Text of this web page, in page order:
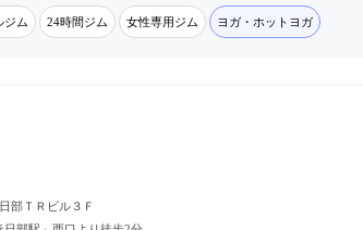
ジム 24時間ジム 女性専用ジム ヨガ・ホットヨガ
部ＴＲビル３Ｆ